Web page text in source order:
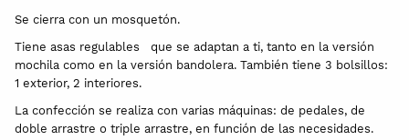
Se cierra con un mosquetón.
Tiene asas regulables que se adaptan a ti, tanto en la versión
mochila como en la versión bandolera. También tiene 3 bolsillos:
1 exterior, 2 interiores.
La confección se realiza con varias máquinas: de pedales, de
doble arrastre o triple arrastre, en función de las necesidades.